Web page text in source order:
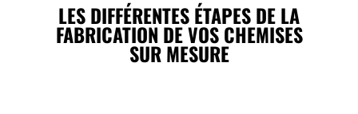
LES DIFFÉRENTES ÉTAPES DE LA
FABRICATION DE VOS CHEMISES
SUR MESURE